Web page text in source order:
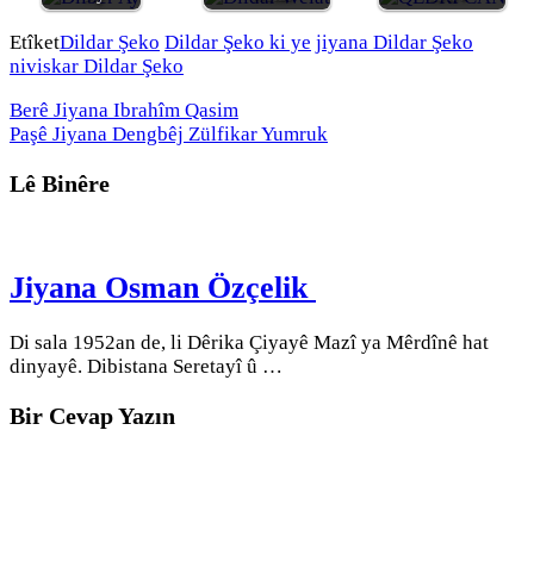
EtîketDildar Şeko Dildar Şeko ki ye jiyana Dildar Şeko
niviskar Dildar Şeko
Berê Jiyana Ibrahîm Qasim
Paşê Jiyana Dengbêj Zülfikar Yumruk
Lê Binêre
Jiyana Osman Özçelik
Di sala 1952an de, li Dêrika Çiyayê Mazî ya Mêrdînê hat
dinyayê. Dibistana Seretayî û …
Bir Cevap Yazın